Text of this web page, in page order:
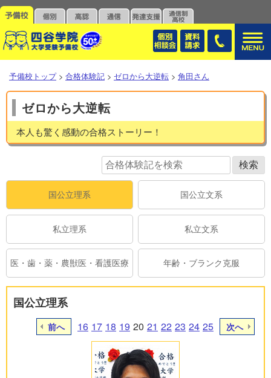
予備校トップ > 合格体験記 > ゼロから大逆転 > 角田さん
ゼロから大逆転
本人も驚く感動の合格ストーリー！
国公立理系 国公立文系
私立理系 私立文系
医・歯・薬・農獣医・看護医療 年齢・ブランク克服
国公立理系
前へ 16 17 18 19 20 21 22 23 24 25 次へ